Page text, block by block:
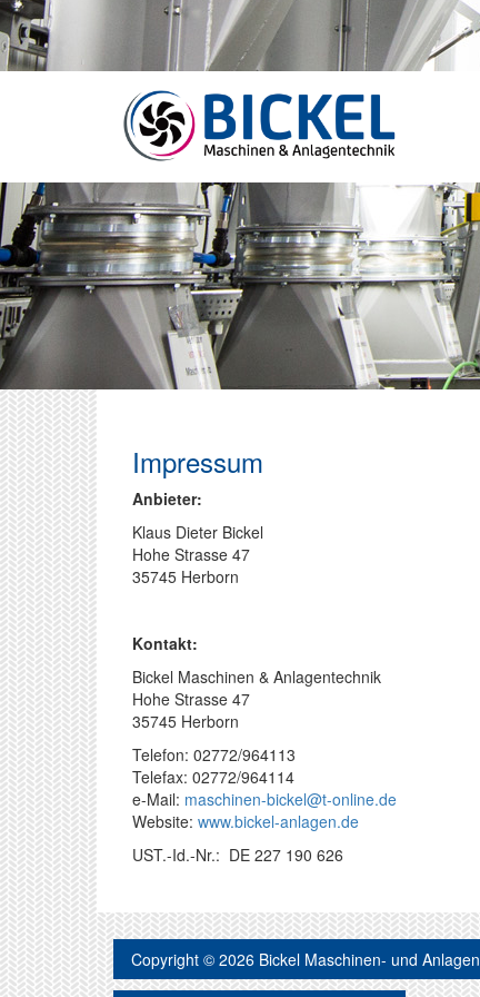
Impressum
Anbieter:
Klaus Dieter Bickel
Hohe Strasse 47
35745 Herborn
Kontakt:
Bickel Maschinen & Anlagentechnik
Hohe Strasse 47
35745 Herborn
Telefon: 02772/964113
Telefax: 02772/964114
e-Mail: maschinen-bickel@t-online.de
Website: www.bickel-anlagen.de
UST.-Id.-Nr.: DE 227 190 626
Copyright © 2026 Bickel Maschinen- und